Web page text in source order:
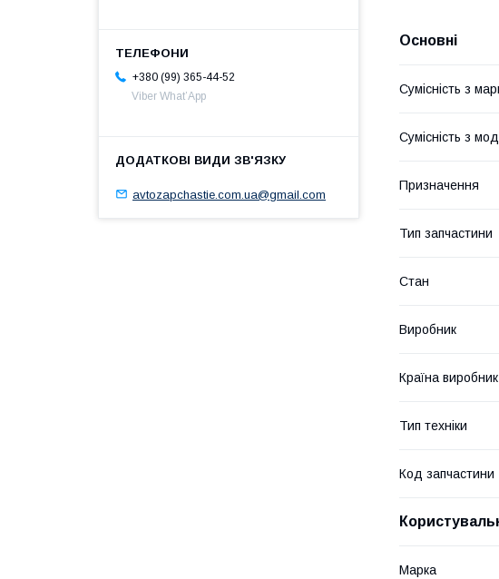
Основні
Сумісність з
Сумісність з
Призначення
Тип запчастини
Стан
Виробник
Країна виробник
Тип техніки
Код запчастини
Марка
+380 (99) 365-44-52
Viber What’App
avtozapchastie.com.ua@gmail.com